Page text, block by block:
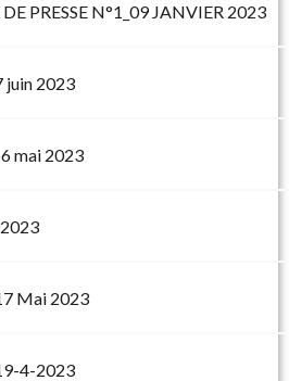
PRESSE N°1_09 JANVIER 2023
juin 2023
mai 2023
Mai 2023
4-2023